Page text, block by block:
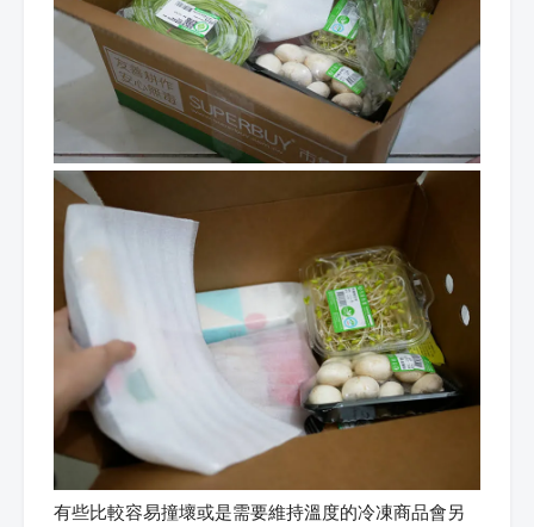
有些比較容易撞壞或是需要維持溫度的冷凍商品會另